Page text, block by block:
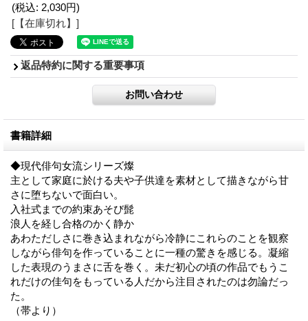
(税込: 2,030円)
[【在庫切れ】]
返品特約に関する重要事項
書籍詳細
◆現代俳句女流シリーズ燦
主として家庭に於ける夫や子供達を素材として描きながら甘
さに堕ちないで面白い。
入社式までの約束あそび髭
浪人を経し合格のかく静か
あわただしさに巻き込まれながら冷静にこれらのことを観察
しながら俳句を作っていることに一種の驚きを感じる。凝縮
した表現のうまさに舌を巻く。未だ初心の頃の作品でもうこ
れだけの佳句をもっている人だから注目されたのは勿論だっ
た。
（帯より）